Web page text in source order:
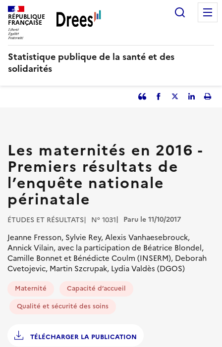
Aller
au
contenu
principal
RÉPUBLIQUE
FRANÇAISE
Statistique publique de la santé et des
solidarités
Partager
citation
Facebook
Partager
Partager
Les maternités en 2016 -
Premiers résultats de
l’enquête nationale
périnatale
ÉTUDES ET RÉSULTATS N° 1031 Paru le 11/10/2017
Jeanne Fresson, Sylvie Rey, Alexis Vanhaesebrouck,
Annick Vilain, avec la participation de Béatrice Blondel,
Camille Bonnet et Bénédicte Coulm (INSERM), Deborah
Cvetojevic, Martin Szcrupak, Lydia Valdès (DGOS)
Maternité
Capacité d’accueil
Qualité et sécurité des soins
TÉLÉCHARGER LA PUBLICATION